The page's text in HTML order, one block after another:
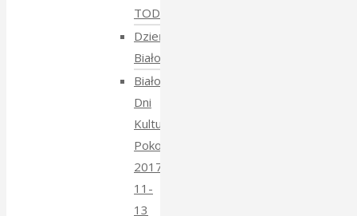
TODARA
Dzień
Białoruski
Białowieskie
Dni
Kultury
Pokoju
2017
11-
13